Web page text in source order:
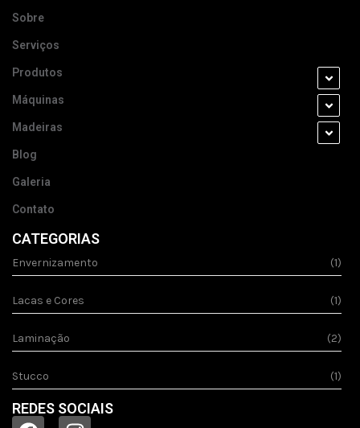
Sobre
Serviços
Produtos
Máquinas
Madeiras
Blog
Galeria
Contato
CATEGORIAS
Envernizamento (1)
Lacas e Cores (1)
Laminação (2)
Stucco (1)
REDES SOCIAIS